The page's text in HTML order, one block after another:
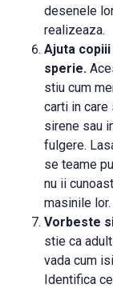
desenele
realizeaza.
Ajuta
sperie.
stiu cum
carti in
sirene sau
fulgere.
se teame
nu ii
masinile lor.
Vorbeste
stie ca
vada cum
Identifica